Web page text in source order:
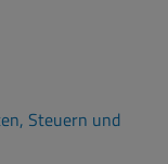
Steuern und